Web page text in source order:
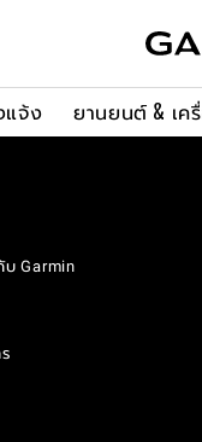
แจ้ง ยานยนต์ & เค
บ Garmin